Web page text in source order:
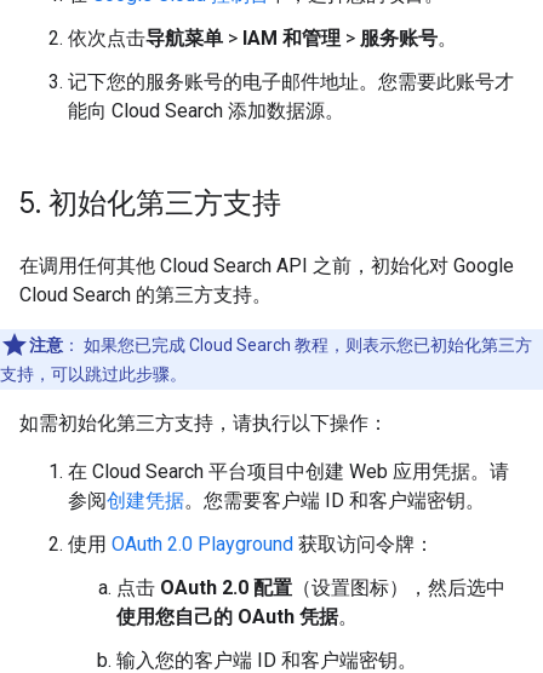
依次点击导航菜单 > IAM 和管理 > 服务账号。
记下您的服务账号的电子邮件地址。您需要此账号才
能向 Cloud Search 添加数据源。
5. 初始化第三方支持
在调用任何其他 Cloud Search API 之前，初始化对 Google
Cloud Search 的第三方支持。
注意 ： 如果您已完成 Cloud Search 教程，则表示您已初始化第三方
支持，可以跳过此步骤。
如需初始化第三方支持，请执行以下操作：
在 Cloud Search 平台项目中创建 Web 应用凭据。请
参阅创建凭据。您需要客户端 ID 和客户端密钥。
使用 OAuth 2.0 Playground 获取访问令牌：
点击 OAuth 2.0 配置 （设置图标），然后选中
使用您自己的 OAuth 凭据。
输入您的客户端 ID 和客户端密钥。